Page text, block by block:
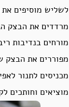
לשליש מוסיפים את
מרדדים את הבצק
מורחים בנדיבות
מפוררים את הבצק
מכניסים לתנור לאפייה 170 מעלות
מוציאים וחותכים